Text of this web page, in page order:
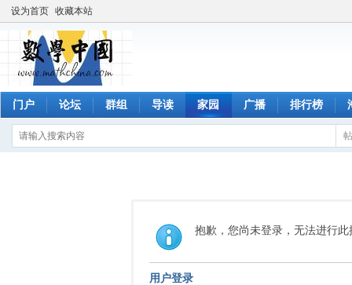
设为首页 收藏本站
门户 论坛 群组 导读 家园 广播 排行榜
抱歉，您尚未登录，无法进行此
用户登录